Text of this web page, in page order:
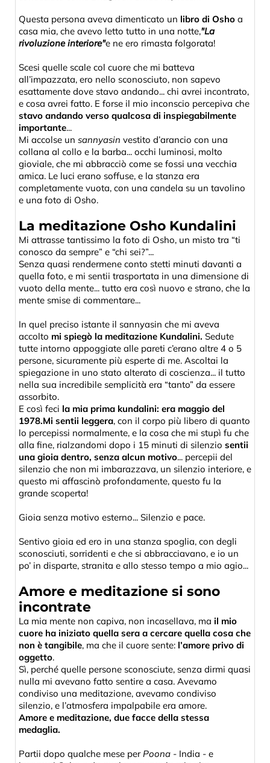
Questa persona aveva dimenticato un libro di Osho a
casa mia, che avevo letto tutto in una notte,"La
rivoluzione interiore"e ne ero rimasta folgorata!
Scesi quelle scale col cuore che mi batteva
all’impazzata, ero nello sconosciuto, non sapevo
esattamente dove stavo andando... chi avrei incontrato,
e cosa avrei fatto. E forse il mio inconscio percepiva che
stavo andando verso qualcosa di inspiegabilmente
importante...
Mi accolse un sannyasin vestito d’arancio con una
collana al collo e la barba... occhi luminosi, molto
gioviale, che mi abbracciò come se fossi una vecchia
amica. Le luci erano soffuse, e la stanza era
completamente vuota, con una candela su un tavolino
e una foto di Osho.
La meditazione Osho Kundalini
Mi attrasse tantissimo la foto di Osho, un misto tra “ti
conosco da sempre” e “chi sei?”...
Senza quasi rendermene conto stetti minuti davanti a
quella foto, e mi sentii trasportata in una dimensione di
vuoto della mente... tutto era così nuovo e strano, che la
mente smise di commentare...
In quel preciso istante il sannyasin che mi aveva
accolto mi spiegò la meditazione Kundalini. Sedute
tutte intorno appoggiate alle pareti c’erano altre 4 o 5
persone, sicuramente più esperte di me. Ascoltai la
spiegazione in uno stato alterato di coscienza... il tutto
nella sua incredibile semplicità era “tanto” da essere
assorbito.
E così feci la mia prima kundalini: era maggio del
1978.Mi sentii leggera, con il corpo più libero di quanto
lo percepissi normalmente, e la cosa che mi stupì fu che
alla fine, rialzandomi dopo i 15 minuti di silenzio sentii
una gioia dentro, senza alcun motivo... percepii del
silenzio che non mi imbarazzava, un silenzio interiore, e
questo mi affascinò profondamente, questo fu la
grande scoperta!
Gioia senza motivo esterno... Silenzio e pace.
Sentivo gioia ed ero in una stanza spoglia, con degli
sconosciuti, sorridenti e che si abbracciavano, e io un
po’ in disparte, stranita e allo stesso tempo a mio agio...
Amore e meditazione si sono
incontrate
La mia mente non capiva, non incasellava, ma il mio
cuore ha iniziato quella sera a cercare quella cosa che
non è tangibile, ma che il cuore sente: l’amore privo di
oggetto.
Sì, perché quelle persone sconosciute, senza dirmi quasi
nulla mi avevano fatto sentire a casa. Avevamo
condiviso una meditazione, avevamo condiviso
silenzio, e l’atmosfera impalpabile era amore.
Amore e meditazione, due facce della stessa
medaglia.
Partii dopo qualche mese per Poona - India - e